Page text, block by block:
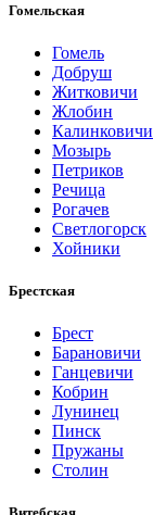
Гомельская
Гомель
Добруш
Житковичи
Жлобин
Калинковичи
Мозырь
Петриков
Речица
Рогачев
Светлогорск
Хойники
Брестская
Брест
Барановичи
Ганцевичи
Кобрин
Лунинец
Пинск
Пружаны
Столин